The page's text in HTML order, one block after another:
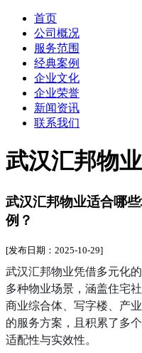
首页
公司概况
服务范围
经典案例
企业文化
企业荣誉
新闻资讯
联系我们
武汉汇邦物
武汉汇邦物业适合哪
例？
[发布日期：2025-10-29]
武汉汇邦物业凭借多元化
多种物业场景，涵盖住宅
商业综合体、写字楼、产
的服务方案，且积累了多
适配性与实效性。